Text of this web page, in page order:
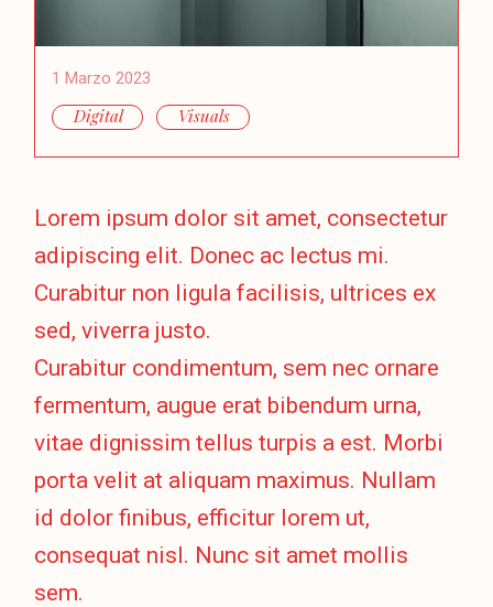
1 Marzo 2023
Digital Visuals
Lorem ipsum dolor sit amet, consectetur
adipiscing elit. Donec ac lectus mi.
Curabitur non ligula facilisis, ultrices ex
sed, viverra justo.
Curabitur condimentum, sem nec ornare
fermentum, augue erat bibendum urna,
vitae dignissim tellus turpis a est. Morbi
porta velit at aliquam maximus. Nullam
id dolor finibus, efficitur lorem ut,
consequat nisl. Nunc sit amet mollis
sem.